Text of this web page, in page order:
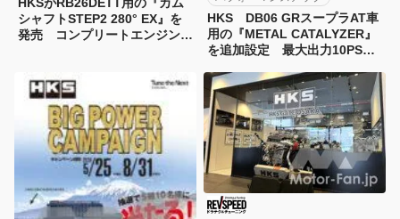
シャフトSTEP2 280° EX』を
発売 コンプリートエンジンで
HKS DB06 GRスープラAT車
用の『METAL CATALYZER』
を追加設定 最大出力10PS、